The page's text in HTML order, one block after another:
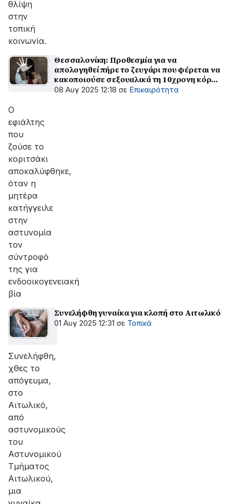
θλίψη
στην
τοπική
κοινωνία.
Θεσσαλονίκη: Προθεσμία για να
απολογηθεί πήρε το ζευγάρι που φέρεται να
κακοποιούσε σεξουαλικά τη 10χρονη κόρη
της γυναίκας
08 Αυγ 2025 12:18 σε Επικαιρότητα
Ο
εφιάλτης
που
ζούσε το
κοριτσάκι
αποκαλύφθηκε,
όταν η
μητέρα
κατήγγειλε
στην
αστυνομία
τον
σύντροφό
της για
ενδοοικογενειακή
βία
Συνελήφθη γυναίκα για κλοπή στο Αιτωλικό
01 Αυγ 2025 12:31 σε Τοπικά
Συνελήφθη,
χθες το
απόγευμα,
στο
Αιτωλικό,
από
αστυνομικούς
του
Αστυνομικού
Τμήματος
Αιτωλικού,
μια